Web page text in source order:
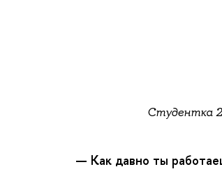
Студентка
— Как давно ты